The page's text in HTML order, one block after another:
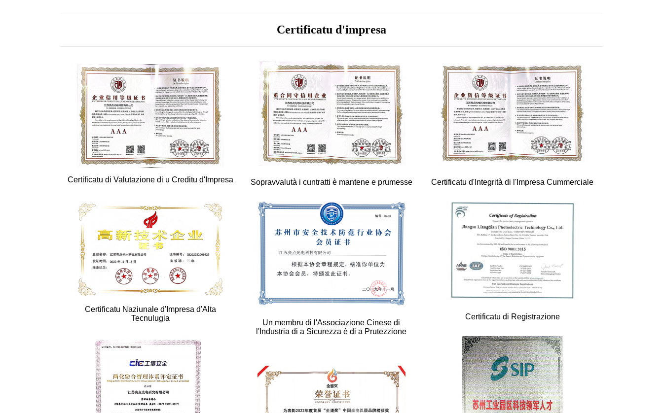
Certificatu d'impresa
Certificatu di Valutazione di u Creditu d'Impresa
Certificatu Naziunale d'Impresa d'Alta
Tecnulugia
Sopravvalutà i cuntratti è mantene e prumesse
Un membru di l'Associazione Cinese di
l'Industria di a Sicurezza è di a Prutezzione
Certificatu d'Integrità di l'Impresa Cummerciale
Certificatu di Registrazione